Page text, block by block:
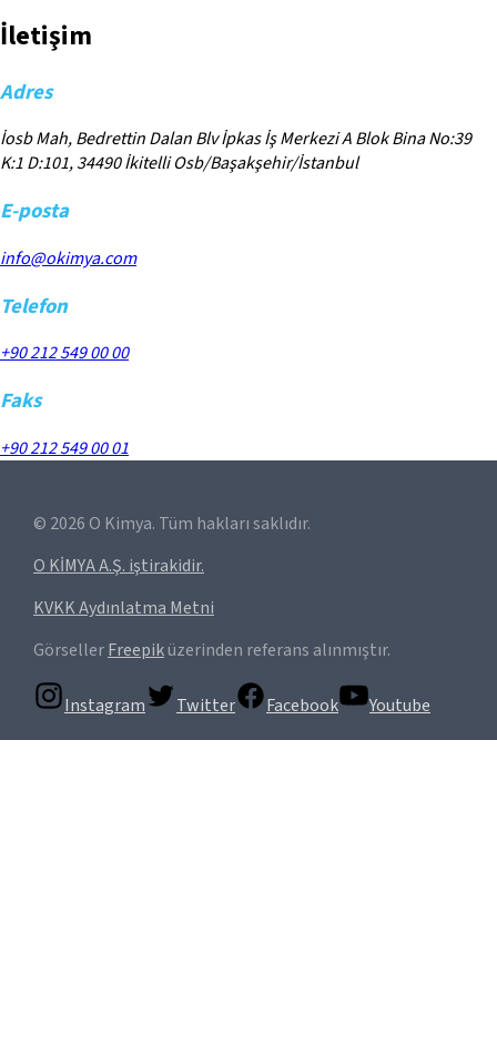
İletişim
Adres
İosb Mah, Bedrettin Dalan Blv İpkas İş Merkezi A Blok Bina No:39
K:1 D:101, 34490 İkitelli Osb/Başakşehir/İstanbul
E-posta
info@okimya.com
Telefon
+90 212 549 00 00
Faks
+90 212 549 00 01
© 2026 O Kimya. Tüm hakları saklıdır.
O KİMYA A.Ş. iştirakidir.
KVKK Aydınlatma Metni
GörsellerFreepiküzerinden referans alınmıştır.
Instagram Twitter Facebook Youtube